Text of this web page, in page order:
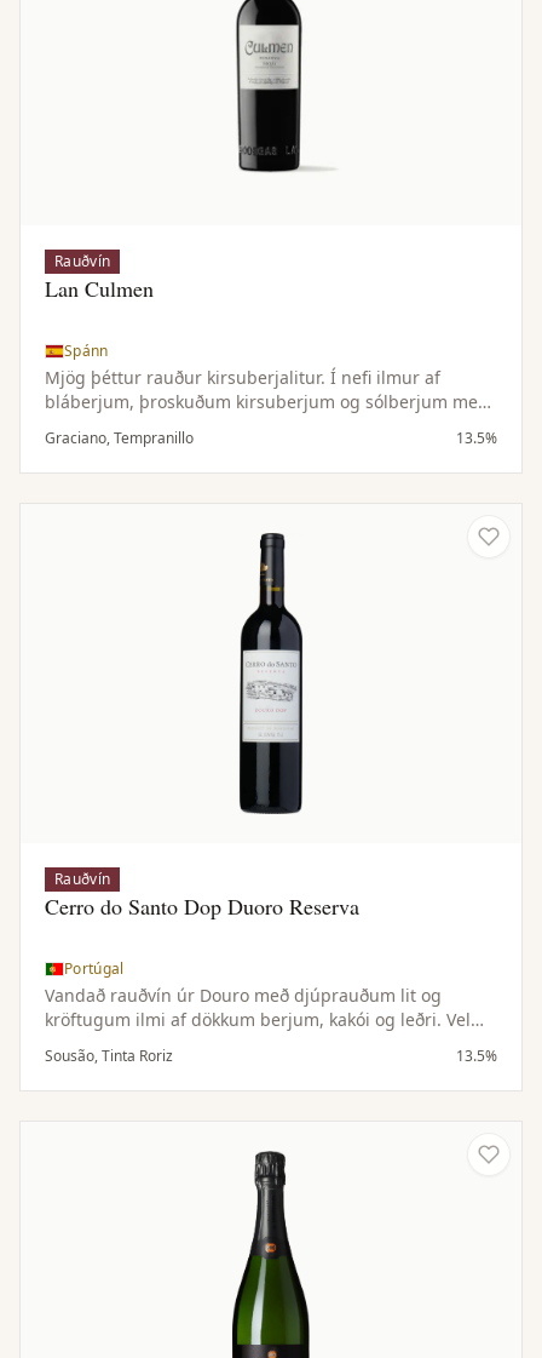
Rauðvín
Lan Culmen
Spánn
Mjög þéttur rauður kirsuberjalitur. Í nefi ilmur af
bláberjum, þroskuðum kirsuberjum og sólberjum með
blæ af miðjarðarhafskjarri, myntu, svörtum pipar og
kanil, allt í jafnvægi við blómlegan karakter. Bragðmikið
í munni með stinnu og glæsilegu tannín og skilur eftir
Graciano, Tempranillo 13.5%
Rauðvín
Cerro do Santo Dop Duoro Reserva
Portúgal
Vandað rauðvín úr Douro með djúprauðum lit og
kröftugum ilmi af dökkum berjum, kakói og leðri. Vel
byggt í munni með mjúkri áferð, aðlaðandi tannínum
og löngu eftirbragði.
Sousão, Tinta Roriz 13.5%